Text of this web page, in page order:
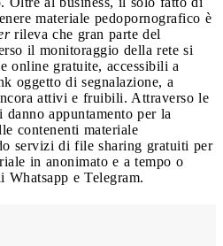
materiale pedopornografico è
rileva che gran parte del
il monitoraggio della rete si
online gratuite, accessibili a
oggetto di segnalazione, a
attivi e fruibili. Attraverso le
appuntamento per la
contenenti materiale
servizi di file sharing gratuiti per
in anonimato e a tempo o
Whatsapp e Telegram.